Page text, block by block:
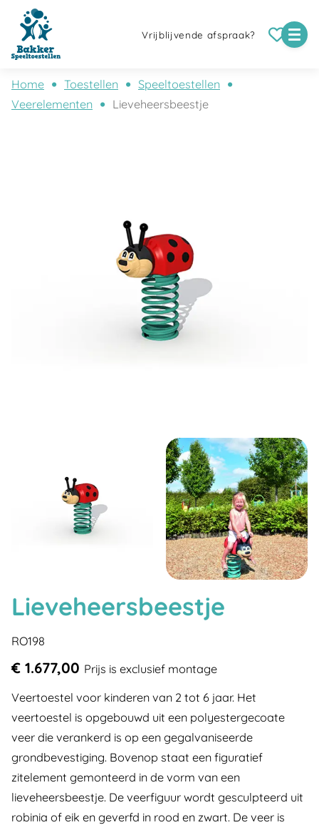
Vrijblijvende afspraak?
Home Toestellen
Speeltoestellen
Veerelementen
Lieveheersbeestje
Lieveheersbeestje
RO198
€ 1.677,00 Prijs is exclusief montage
Veertoestel voor kinderen van 2 tot 6 jaar. Het
veertoestel is opgebouwd uit een polyestergecoate
veer die verankerd is op een gegalvaniseerde
grondbevestiging. Bovenop staat een figuratief
zitelement gemonteerd in de vorm van een
lieveheersbeestje. De veerfiguur wordt gesculpteerd uit
robinia of eik en geverfd in rood en zwart. De veer is